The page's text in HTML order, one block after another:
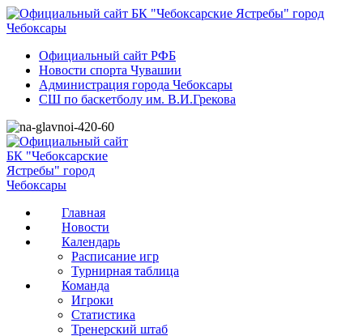
Официальный сайт РФБ
Новости спорта Чувашии
Администрация города Чебоксары
СШ по баскетболу им. В.И.Грекова
Главная
Новости
Календарь
Расписание игр
Турнирная таблица
Команда
Игроки
Статистика
Тренерский штаб